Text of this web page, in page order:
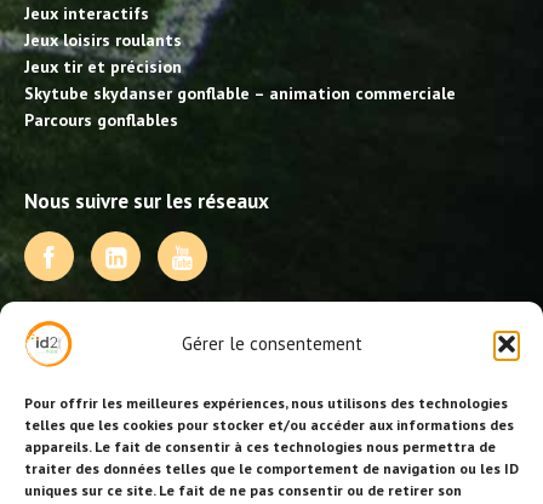
Gérer le consentement
Pour offrir les meilleures expériences, nous utilisons des technologies
telles que les cookies pour stocker et/ou accéder aux informations des
appareils. Le fait de consentir à ces technologies nous permettra de
traiter des données telles que le comportement de navigation ou les ID
uniques sur ce site. Le fait de ne pas consentir ou de retirer son
Jeux interactifs
Jeux loisirs roulants
Jeux tir et précision
Skytube skydanser gonflable – animation commerciale
Parcours gonflables
Nous suivre sur les réseaux
NOS PRESTATIONS
Activités, jeux et animations BDE
Animations événementielles
Animations EVJF – EVJG
Animations hôtellerie
Animations anniversaires